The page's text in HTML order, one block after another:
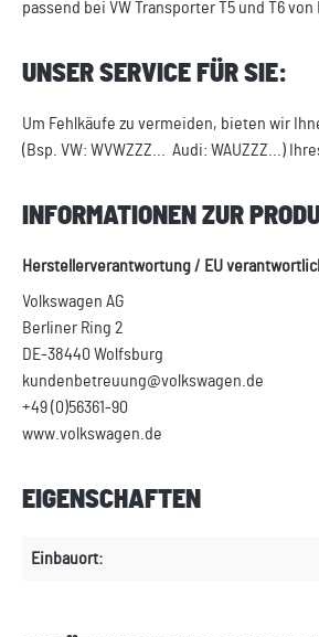
passend bei VW Transporter T5 und T6 von
UNSER SERVICE FÜR SIE:
Um Fehlkäufe zu vermeiden, bieten wir
(Bsp. VW: WVWZZZ... Audi: WAUZZZ...)
INFORMATIONEN ZUR
Herstellerverantwortung / EU
Volkswagen AG
Berliner Ring 2
DE-38440 Wolfsburg
kundenbetreuung@volkswagen.de
+49 (0)56361-90
www.volkswagen.de
EIGENSCHAFTEN
Einbauort: